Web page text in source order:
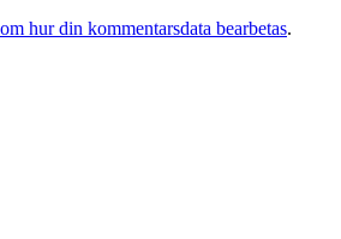
hur din kommentarsdata bearbetas.